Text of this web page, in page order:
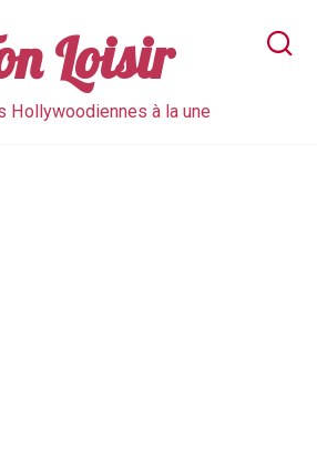
Loisir
Hollywoodiennes à la une